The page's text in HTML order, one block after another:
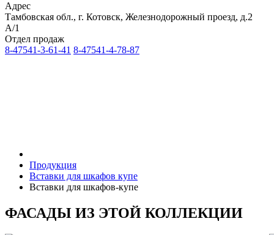
Адрес
Тамбовская обл., г. Котовск, Железнодорожный проезд, д.2
А/1
Отдел продаж
8-47541-3-61-41 8-47541-4-78-87
Продукция
Вставки для шкафов купе
Вставки для шкафов-купе
ФАСАДЫ ИЗ ЭТОЙ КОЛЛЕКЦИИ